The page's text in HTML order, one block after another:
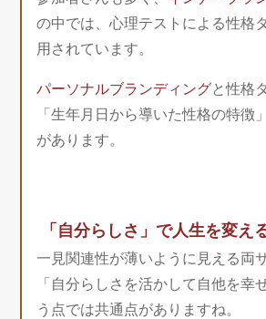
の中では、心理テストによる性格
用されています。
パーソナルブランディングと性格
「生年月日から導いた性格の特徴
があります。
「自分らしさ」で人生を変え
一見関連性が薄いように見える両
「自分らしさを活かして自他を幸
う点では共通点がありますね。